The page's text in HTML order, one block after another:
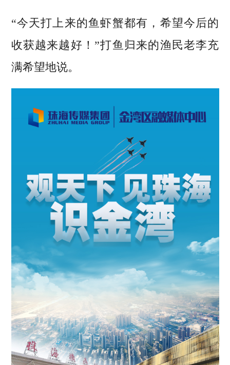
“今天打上来的鱼虾蟹都有，希望今后的
收获越来越好！”打鱼归来的渔民老李充
满希望地说。